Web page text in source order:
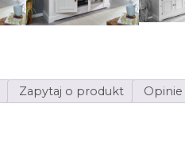
Zapytaj o produkt Opinie